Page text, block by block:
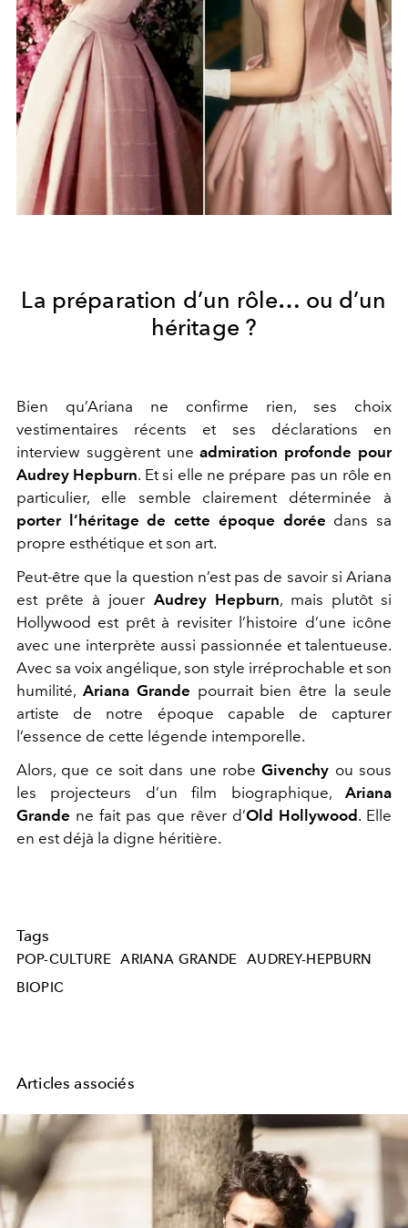
La préparation d’un rôle… ou d’un
héritage ?
Bien qu’Ariana ne confirme rien, ses choix
vestimentaires récents et ses déclarations en
interview suggèrent uneadmiration profonde pour
Audrey Hepburn. Et si elle ne prépare pas un rôle en
particulier, elle semble clairement déterminée à
porter l’héritage de cette époque dorée dans sa
propre esthétique et son art.
Peut-être que la question n’est pas de savoir si Ariana
est prête à jouer Audrey Hepburn, mais plutôt si
Hollywood est prêt à revisiter l’histoire d’une icône
avec une interprète aussi passionnée et talentueuse.
Avec sa voix angélique, son style irréprochable et son
humilité, Ariana Grande pourrait bien être la seule
artiste de notre époque capable de capturer
l’essence de cette légende intemporelle.
Alors, que ce soit dans une robeGivenchy ou sous
les projecteurs d’un film biographique, Ariana
Grande ne fait pas que rêver d’Old Hollywood. Elle
en est déjà la digne héritière.
Tags
POP-CULTURE ARIANA GRANDE
AUDREY-HEPBURN
BIOPIC
Articles associés